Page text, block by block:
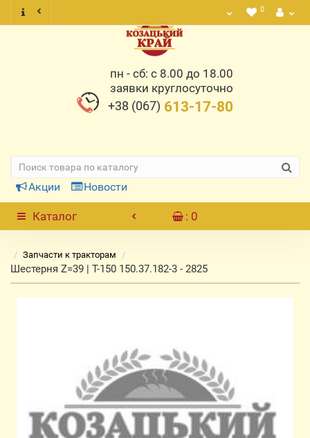
0
пн - сб: с 8.00 до 18.00
заявки круглосуточно
+38 (067) 613-17-80
Акции Новости
Каталог : 0
Запчасти к тракторам
Шестерня Z=39 | Т-150 150.37.182-3 - 2825